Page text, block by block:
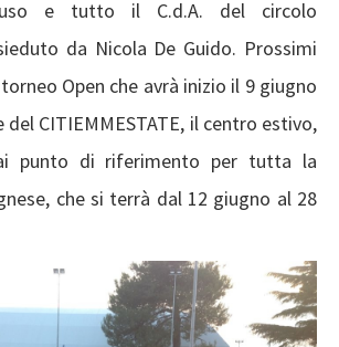
e tutto il C.d.A. del circolo
da Nicola De Guido. Prossimi
Open che avrà inizio il 9 giugno
del CITIEMMESTATE, il centro estivo,
punto di riferimento per tutta la
che si terrà dal 12 giugno al 28